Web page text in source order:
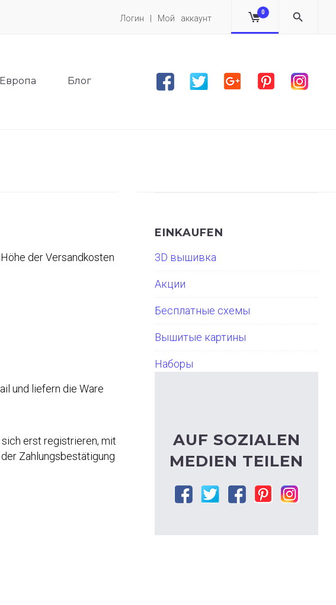
Логин | Мой аккаунт
0
FacebookTwitterGoogle plus Pinterest
Блог
der Versandkosten
und liefern die Ware
erst registrieren, mit
Zahlungsbestätigung
EINKAUFEN
3D вышивка
Акции
Бесплатные схемы
Вышитые картины
Наборы
AUF SOZIALEN
MEDIEN TEILEN
Facebook
TwitterGooglePinterestInstagram